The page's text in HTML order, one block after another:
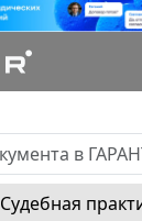
Судебная